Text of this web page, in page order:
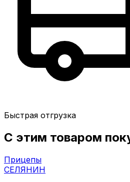
Быстрая отгрузка
С этим товаром
Прицепы
СЕЛЯНИН